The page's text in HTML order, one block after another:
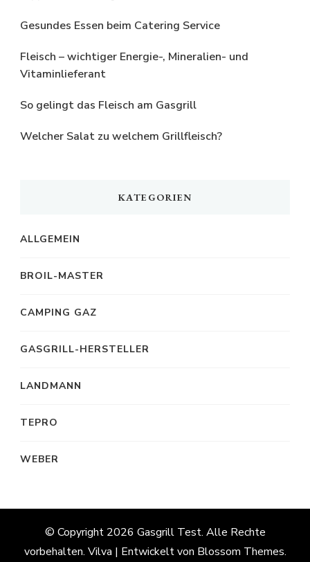
Gesundes Essen beim Catering Service
Fleisch – wichtiger Energie-, Mineralien- und
Vitaminlieferant
So gelingt das Fleisch am Gasgrill
Welcher Salat zu welchem Grillfleisch?
KATEGORIEN
ALLGEMEIN
BROIL-MASTER
CAMPING GAZ
GASGRILL-HERSTELLER
LANDMANN
TEPRO
WEBER
© Copyright 2026 Gasgrill Test. Alle Rechte
vorbehalten. Vilva | Entwickelt von Blossom Themes.